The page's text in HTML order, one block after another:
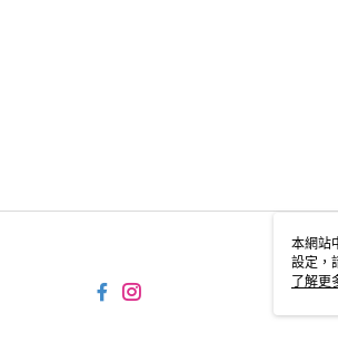
本網站
設定，
用
了解更